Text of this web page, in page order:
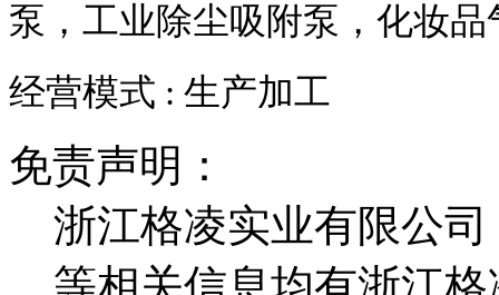
泵，工业除尘吸附泵，化妆品
经营模式 : 生产加工
免责声明：
浙江格凌实业有限公司